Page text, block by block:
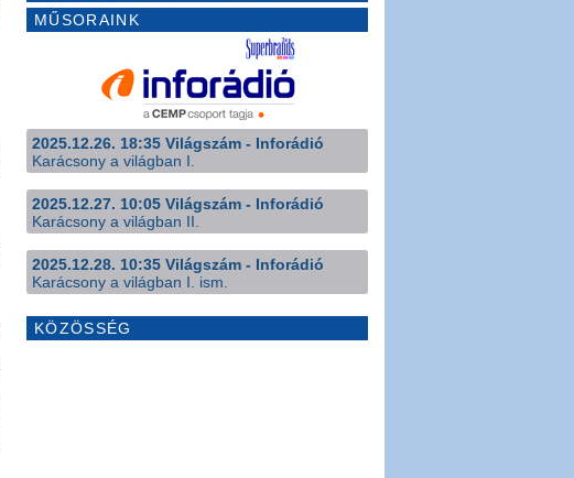
MŰSORAINK
2025.12.26. 18:35 Világszám - Inforádió
Karácsony a világban I.
2025.12.27. 10:05 Világszám - Inforádió
Karácsony a világban II.
2025.12.28. 10:35 Világszám - Inforádió
Karácsony a világban I. ism.
KÖZÖSSÉG